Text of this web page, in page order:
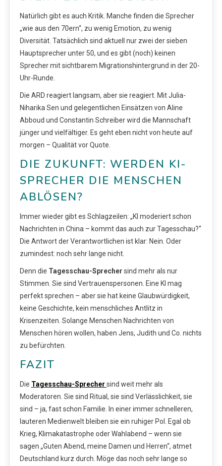
Natürlich gibt es auch Kritik. Manche finden die Sprecher
„wie aus den 70ern“, zu wenig Emotion, zu wenig
Diversität. Tatsächlich sind aktuell nur zwei der sieben
Hauptsprecher unter 50, und es gibt (noch) keinen
Sprecher mit sichtbarem Migrationshintergrund in der 20-
Uhr-Runde.
Die ARD reagiert langsam, aber sie reagiert. Mit Julia-
Niharika Sen und gelegentlichen Einsätzen von Aline
Abboud und Constantin Schreiber wird die Mannschaft
jünger und vielfältiger. Es geht eben nicht von heute auf
morgen – Qualität vor Quote.
DIE ZUKUNFT: WERDEN KI-
SPRECHER DIE MENSCHEN
ABLÖSEN?
Immer wieder gibt es Schlagzeilen: „KI moderiert schon
Nachrichten in China – kommt das auch zur Tagesschau?“
Die Antwort der Verantwortlichen ist klar: Nein. Oder
zumindest: noch sehr lange nicht.
Denn die Tagesschau-Sprecher sind mehr als nur
Stimmen. Sie sind Vertrauenspersonen. Eine KI mag
perfekt sprechen – aber sie hat keine Glaubwürdigkeit,
keine Geschichte, kein menschliches Antlitz in
Krisenzeiten. Solange Menschen Nachrichten von
Menschen hören wollen, haben Jens, Judith und Co. nichts
zu befürchten.
FAZIT
Die Tagesschau-Sprecher sind weit mehr als
Moderatoren. Sie sind Ritual, sie sind Verlässlichkeit, sie
sind – ja, fast schon Familie. In einer immer schnelleren,
lauteren Medienwelt bleiben sie ein ruhiger Pol. Egal ob
Krieg, Klimakatastrophe oder Wahlabend – wenn sie
sagen „Guten Abend, meine Damen und Herren“, atmet
Deutschland kurz durch. Möge das noch sehr lange so